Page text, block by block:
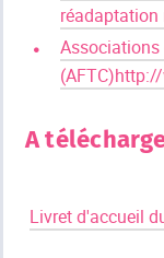
réadaptation
(AFTC)
A
Livret d'accueil